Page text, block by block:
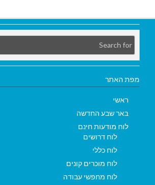
מפת האתר
ראשי
באר שבע החדשה
לוח מודעות חינם
לוח דרושים
לוח כללי
לוח מוכרים קונים
לוח מחפשי עבודה